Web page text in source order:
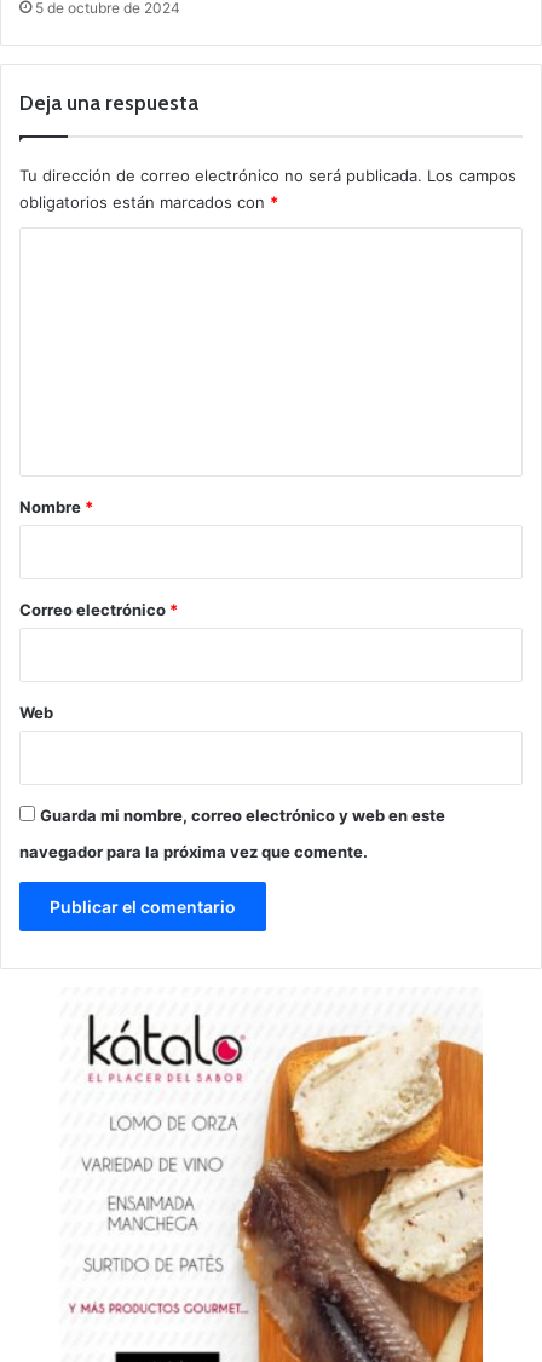
5 de octubre de 2024
Deja una respuesta
Tu dirección de correo electrónico no será publicada. Los campos
obligatorios están marcados con *
r
*
Nombre *
Correo electrónico *
Web
Guarda mi nombre, correo electrónico y web en este
navegador para la próxima vez que comente.